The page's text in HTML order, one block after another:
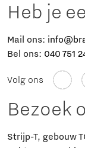
Heb je
Mail ons:
Bel ons: 040 751
Volg ons
Bezoek
Strijp-T, gebouw